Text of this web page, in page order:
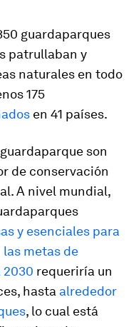
guardaparques
patrullaban y
naturales en todo
175
en 41 países.
son
de conservación
A nivel mundial,
y esenciales para
las metas de
2030 requeriría un
hasta alrededor
, lo cual está